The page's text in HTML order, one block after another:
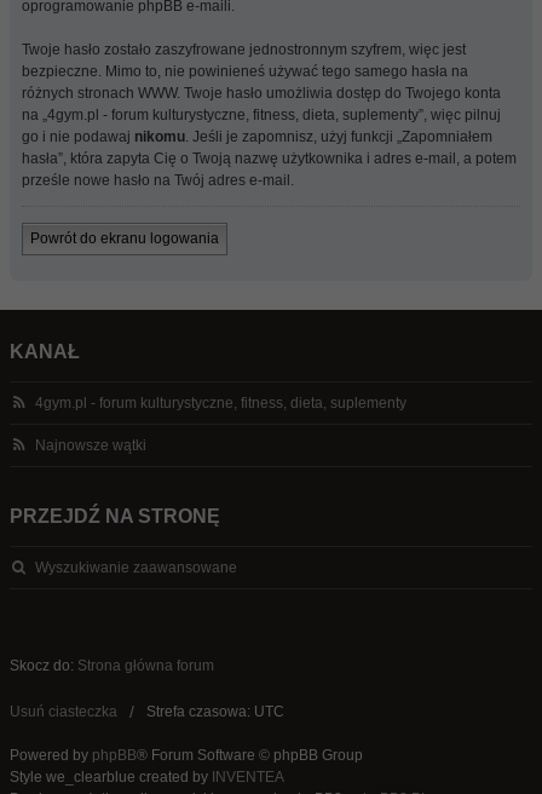
oprogramowanie phpBB e-maili.
Twoje hasło zostało zaszyfrowane jednostronnym szyfrem, więc jest
bezpieczne. Mimo to, nie powinieneś używać tego samego hasła na
różnych stronach WWW. Twoje hasło umożliwia dostęp do Twojego konta
na „4gym.pl - forum kulturystyczne, fitness, dieta, suplementy”, więc pilnuj
go i nie podawaj nikomu. Jeśli je zapomnisz, użyj funkcji „Zapomniałem
hasła”, która zapyta Cię o Twoją nazwę użytkownika i adres e-mail, a potem
prześle nowe hasło na Twój adres e-mail.
Powrót do ekranu logowania
KANAŁ
4gym.pl - forum kulturystyczne, fitness, dieta, suplementy
Najnowsze wątki
PRZEJDŹ NA STRONĘ
Wyszukiwanie zaawansowane
Skocz do: Strona główna forum
Usuń ciasteczka Strefa czasowa: UTC
Powered by phpBB® Forum Software © phpBB Group
Style we_clearblue created by INVENTEA